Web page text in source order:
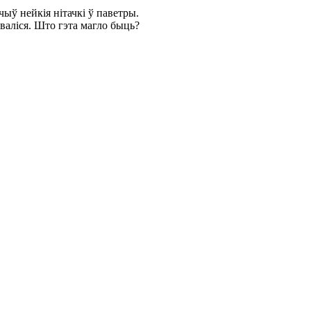
нейкія нітачкі ў паветры.
Што гэта магло быць?